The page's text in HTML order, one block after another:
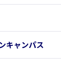
キャンパス